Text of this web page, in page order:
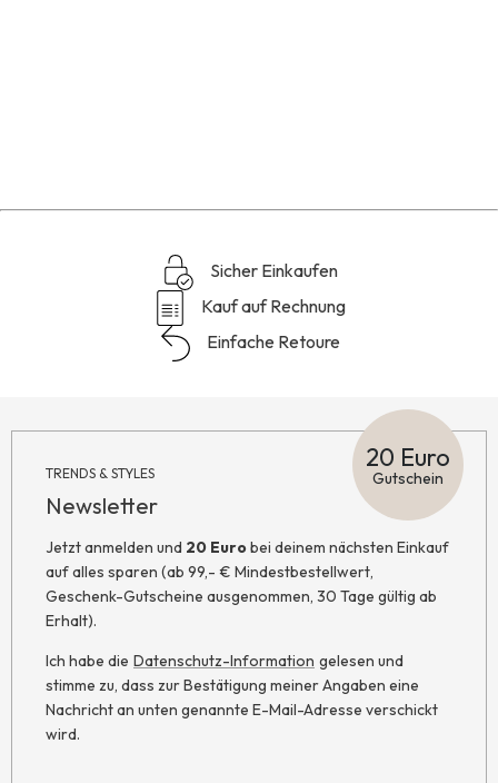
Sicher Einkaufen
Kauf auf Rechnung
Einfache Retoure
TRENDS & STYLES
Newsletter
20 Euro
Gutschein
Jetzt anmelden und 20 Eurobei deinem nächsten Einkauf
auf alles sparen (ab 99,- € Mindestbestellwert,
Geschenk-Gutscheine ausgenommen, 30 Tage gültig ab
Erhalt).
Ich habe die Datenschutz-Information gelesen und
stimme zu, dass zur Bestätigung meiner Angaben eine
Nachricht an unten genannte E-Mail-Adresse verschickt
wird.